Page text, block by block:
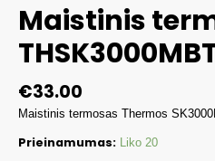
Maistinis
€33.00
Maistinis termosas Thermos
Prieinamumas: Liko 20